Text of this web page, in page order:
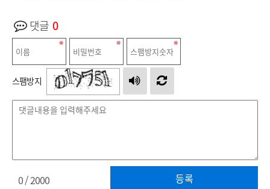
댓글 0
스팸방지
등록
0/ 2000